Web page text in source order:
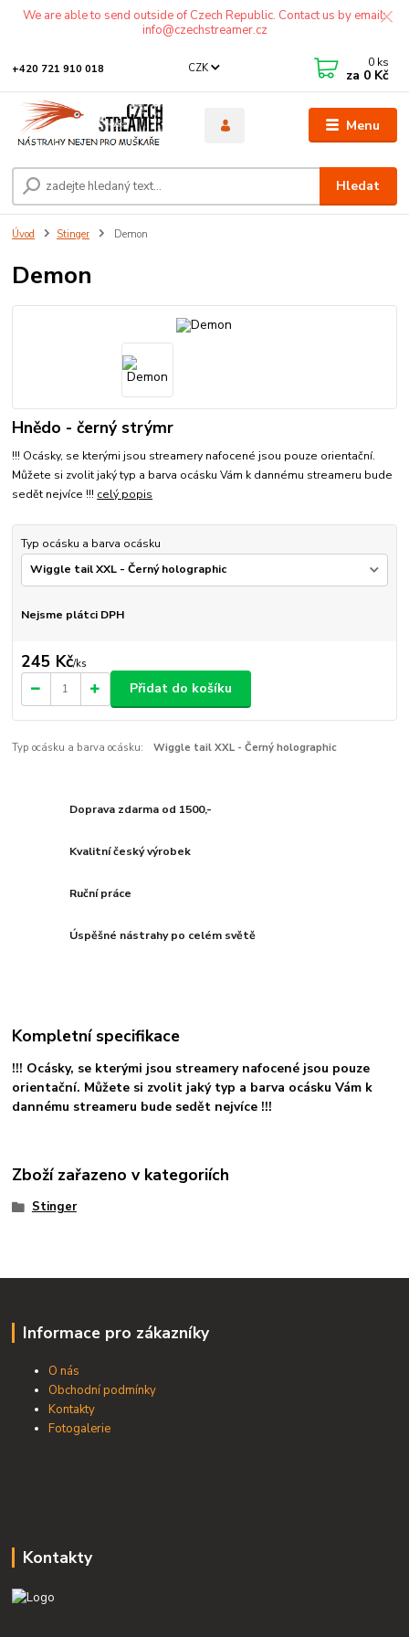
We are able to send outside of Czech Republic. Contact us by email:
info@czechstreamer.cz
Menu
CZK
Hledat
+420 721 910 018 0 ks
za 0 Kč
Úvod Stinger Demon
Demon
Hnědo - černý strýmr
!!! Ocásky, se kterými jsou streamery nafocené jsou pouze orientační.
Můžete si zvolit jaký typ a barva ocásku Vám k dannému streameru bude
sedět nejvíce !!! celý popis
Typ ocásku a barva ocásku
Nejsme plátci DPH
245 Kč/ks
Přidat do košíku
Typ ocásku a barva ocásku: Wiggle tail XXL - Černý holographic
Doprava zdarma od 1500,-
Kvalitní český výrobek
Ruční práce
Úspěšné nástrahy po celém světě
Kompletní specifikace
!!! Ocásky, se kterými jsou streamery nafocené jsou pouze
orientační. Můžete si zvolit jaký typ a barva ocásku Vám k
dannému streameru bude sedět nejvíce !!!
Zboží zařazeno v kategoriích
Stinger
Informace pro zákazníky
O nás
Obchodní podmínky
Kontakty
Fotogalerie
Kontakty